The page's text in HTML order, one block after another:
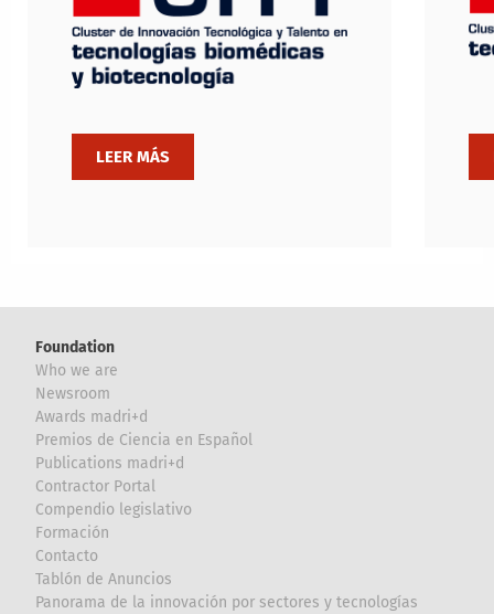
Foundation
Who we are
Newsroom
Awards madri+d
Premios de Ciencia en Español
Publications madri+d
Contractor Portal
Compendio legislativo
Formación
Contacto
Tablón de Anuncios
Panorama de la innovación por sectores y tecnologías